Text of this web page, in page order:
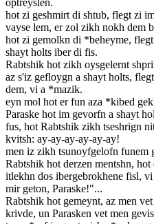
hot zi geshmirt di shtub, flegt zi
vayse lem, er zol zikh nokh dem
hot zi gemolkn di *beheyme,
shayt holts iber di fis.
Rabtshik hot zikh oysgelernt
az s'iz gefloygn a shayt holts,
dem, vi a *mazik.
eyn mol hot er fun aza *kibed
Paraske hot im gevorfn a shayt
fus, hot Rabtshik zikh tseshrign
kvitsh: ay-ay-ay-ay-ay-ay!
men iz zikh tsunoyfgelofn funem
Rabtshik hot derzen mentshn,
itlekhn dos ibergebrokhene fisl,
mir geton, Paraske!"...
Rabtshik hot gemeynt, az men
krivde, un Parasken vet men